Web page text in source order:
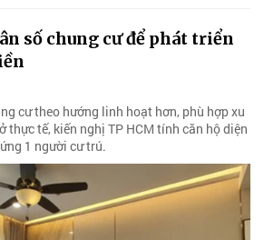
số chung cư để phát triển
cư theo hướng linh hoạt hơn, phù hợp xu
thực tế, kiến nghị TP HCM tính căn hộ diện
1 người cư trú.